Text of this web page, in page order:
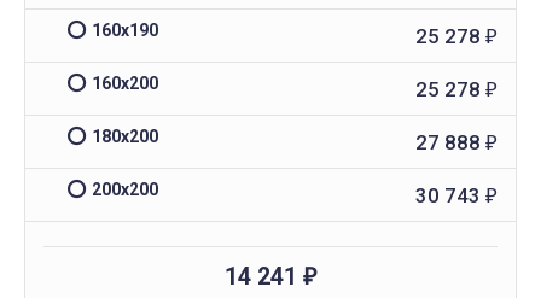
160х190 25 278 ₽
160х200 25 278 ₽
180х200 27 888 ₽
200х200 30 743 ₽
14 241 ₽